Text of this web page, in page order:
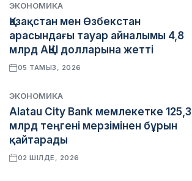
ЭКОНОМИКА
Қазақстан мен Өзбекстан
арасындағы тауар айналымы 4,8
млрд АҚШ долларына жетті
05 ТАМЫЗ, 2026
ЭКОНОМИКА
Alatau City Bank мемлекетке 125,3
млрд теңгені мерзімінен бұрын
қайтарады
02 ШІЛДЕ, 2026